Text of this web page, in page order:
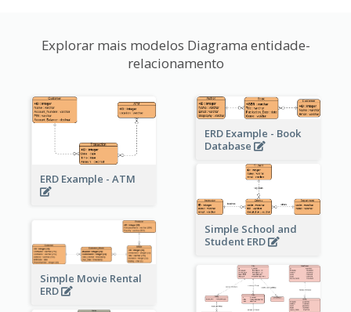
Explorar mais modelos Diagrama entidade-
relacionamento
ERD Example - ATM
ERD Example - Book
Database
Simple School and
Student ERD
Simple Movie Rental
ERD